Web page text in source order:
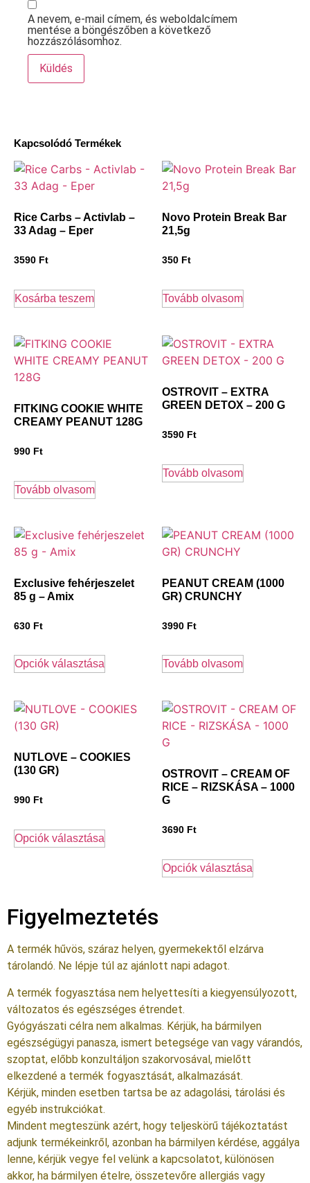
Kapcsolódó Termékek
Rice Carbs – Activlab –
33 Adag – Eper
3590 Ft
Kosárba teszem
Novo Protein Break Bar
21,5g
350 Ft
Tovább olvasom
FITKING COOKIE WHITE
CREAMY PEANUT 128G
990 Ft
Tovább olvasom
OSTROVIT – EXTRA
GREEN DETOX – 200 G
3590 Ft
Tovább olvasom
Exclusive fehérjeszelet
85 g – Amix
630 Ft
Opciók választása
PEANUT CREAM (1000
GR) CRUNCHY
3990 Ft
Tovább olvasom
NUTLOVE – COOKIES
(130 GR)
990 Ft
Opciók választása
OSTROVIT – CREAM OF
RICE – RIZSKÁSA – 1000
G
3690 Ft
Opciók választása
A nevem, e-mail címem, és weboldalcímem
mentése a böngészőben a következő
hozzászólásomhoz.
Figyelmeztetés
A termék hűvös, száraz helyen, gyermekektől elzárva
tárolandó. Ne lépje túl az ajánlott napi adagot.
A termék fogyasztása nem helyettesíti a kiegyensúlyozott,
változatos és egészséges étrendet.
Gyógyászati célra nem alkalmas. Kérjük, ha bármilyen
egészségügyi panasza, ismert betegsége van vagy várandós,
szoptat, előbb konzultáljon szakorvosával, mielőtt
elkezdené a termék fogyasztását, alkalmazását.
Kérjük, minden esetben tartsa be az adagolási, tárolási és
egyéb instrukciókat.
Mindent megteszünk azért, hogy teljeskörű tájékoztatást
adjunk termékeinkről, azonban ha bármilyen kérdése, aggálya
lenne, kérjük vegye fel velünk a kapcsolatot, különösen
akkor, ha bármilyen ételre, összetevőre allergiás vagy